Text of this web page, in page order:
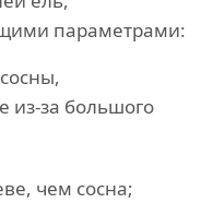
параметрами:
из-за большого
чем сосна;